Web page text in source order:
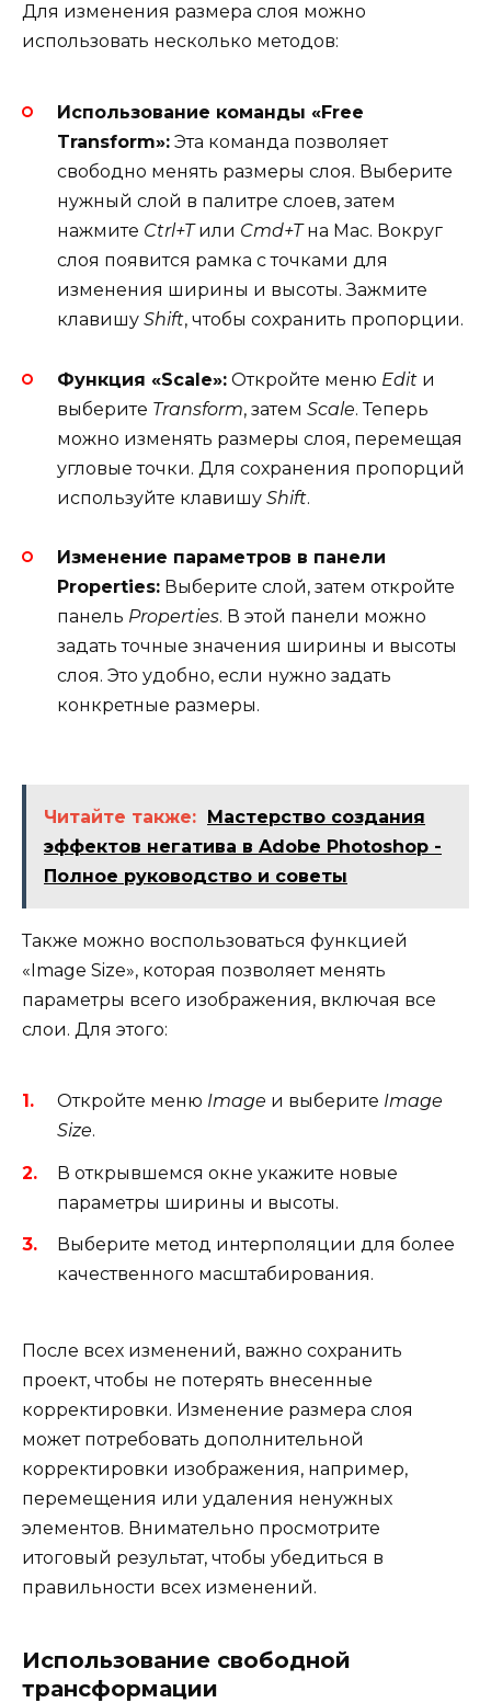
Для изменения размера слоя можно
использовать несколько методов:
Использование команды «Free
Transform»: Эта команда позволяет
свободно менять размеры слоя. Выберите
нужный слой в палитре слоев, затем
нажмите Ctrl+Tили Cmd+Tна Mac. Вокруг
слоя появится рамка с точками для
изменения ширины и высоты. Зажмите
клавишу Shift, чтобы сохранить пропорции.
Функция «Scale»: Откройте меню Edit и
выберите Transform, затем Scale. Теперь
можно изменять размеры слоя, перемещая
угловые точки. Для сохранения пропорций
используйте клавишу Shift.
Изменение параметров в панели
Properties: Выберите слой, затем откройте
панель Properties. В этой панели можно
задать точные значения ширины и высоты
слоя. Это удобно, если нужно задать
конкретные размеры.
Читайте также: Мастерство создания
эффектов негатива в Adobe Photoshop -
Полное руководство и советы
Также можно воспользоваться функцией
«Image Size», которая позволяет менять
параметры всего изображения, включая все
слои. Для этого:
Откройте меню Image и выберите Image
Size.
В открывшемся окне укажите новые
параметры ширины и высоты.
Выберите метод интерполяции для более
качественного масштабирования.
После всех изменений, важно сохранить
проект, чтобы не потерять внесенные
корректировки. Изменение размера слоя
может потребовать дополнительной
корректировки изображения, например,
перемещения или удаления ненужных
элементов. Внимательно просмотрите
итоговый результат, чтобы убедиться в
правильности всех изменений.
Использование свободной
трансформации